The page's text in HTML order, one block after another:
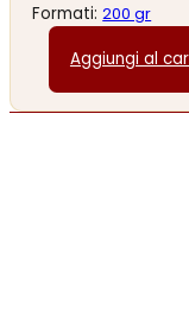
Formati:200 gr
Aggiungi al